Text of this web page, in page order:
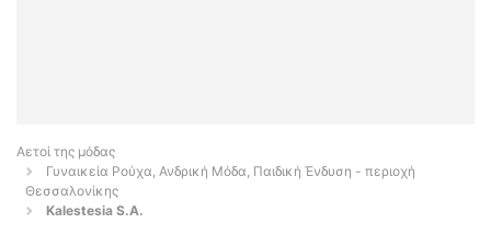
Αετοί της μόδας
Γυναικεία Ρούχα, Ανδρική Μόδα, Παιδική Ένδυση - περιοχή
Θεσσαλονίκης
Kalestesia S.A.